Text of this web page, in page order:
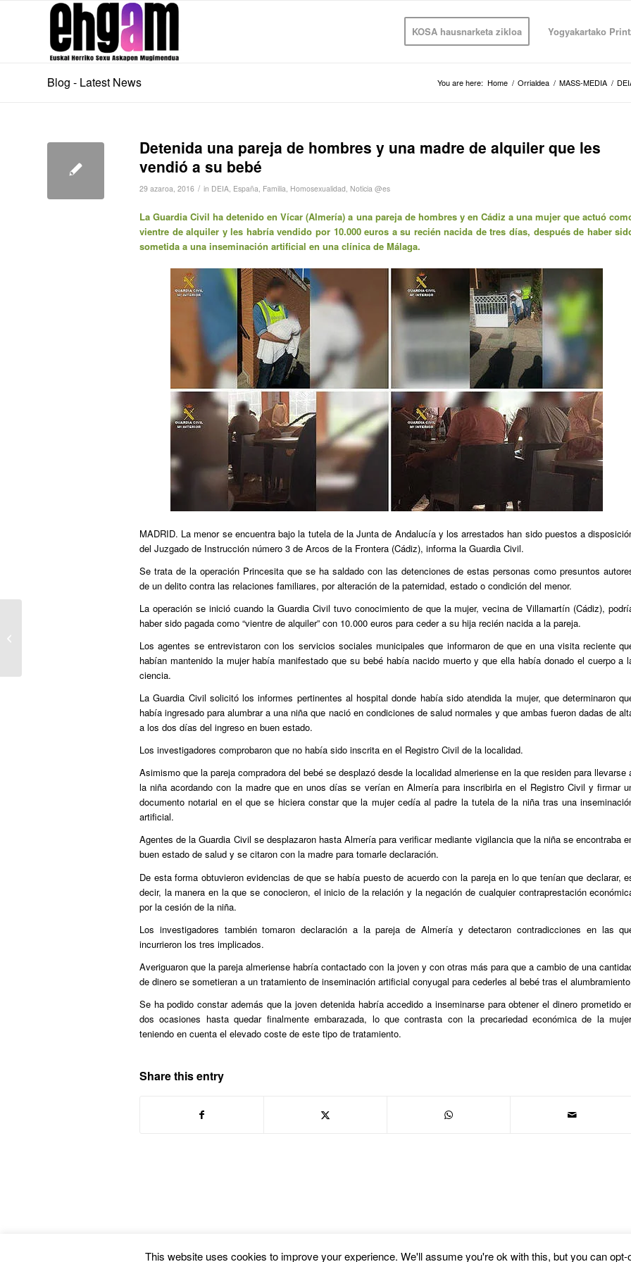
KOSA hausnarketa zikloa Yogyakartako
Blog - Latest News You are here: Home / Orrialdea / MASS-MEDIA /
Detenida una pareja de hombres y una madre de alquiler que les
vendió a su bebé
29 azaroa, 2016 / in DEIA, España, Familia, Homosexualidad, Noticia @es
La Guardia Civil ha detenido en Vícar (Almería) a una pareja de hombres y en Cádiz a una mujer que actuó
vientre de alquiler y les habría vendido por 10.000 euros a su recién nacida de tres días, después de haber
sometida a una inseminación artificial en una clínica de Málaga.
MADRID. La menor se encuentra bajo la tutela de la Junta de Andalucía y los arrestados han sido puestos a
del Juzgado de Instrucción número 3 de Arcos de la Frontera (Cádiz), informa la Guardia Civil.
Se trata de la operación Princesita que se ha saldado con las detenciones de estas personas como presuntos
de un delito contra las relaciones familiares, por alteración de la paternidad, estado o condición del menor.
La operación se inició cuando la Guardia Civil tuvo conocimiento de que la mujer, vecina de Villamartín (Cádiz),
haber sido pagada como “vientre de alquiler” con 10.000 euros para ceder a su hija recién nacida a la pareja.
Los agentes se entrevistaron con los servicios sociales municipales que informaron de que en una visita reciente
habían mantenido la mujer había manifestado que su bebé había nacido muerto y que ella había donado el cuerpo a
ciencia.
La Guardia Civil solicitó los informes pertinentes al hospital donde había sido atendida la mujer, que determinaron
había ingresado para alumbrar a una niña que nació en condiciones de salud normales y que ambas fueron dadas de
a los dos días del ingreso en buen estado.
Los investigadores comprobaron que no había sido inscrita en el Registro Civil de la localidad.
Asimismo que la pareja compradora del bebé se desplazó desde la localidad almeriense en la que residen para llevarse
la niña acordando con la madre que en unos días se verían en Almería para inscribirla en el Registro Civil y firmar
documento notarial en el que se hiciera constar que la mujer cedía al padre la tutela de la niña tras una
artificial.
Agentes de la Guardia Civil se desplazaron hasta Almería para verificar mediante vigilancia que la niña se encontraba
buen estado de salud y se citaron con la madre para tomarle declaración.
De esta forma obtuvieron evidencias de que se había puesto de acuerdo con la pareja en lo que tenían que declarar,
decir, la manera en la que se conocieron, el inicio de la relación y la negación de cualquier contraprestación
por la cesión de la niña.
Los investigadores también tomaron declaración a la pareja de Almería y detectaron contradicciones en las
incurrieron los tres implicados.
Averiguaron que la pareja almeriense habría contactado con la joven y con otras más para que a cambio de una
de dinero se sometieran a un tratamiento de inseminación artificial conyugal para cederles al bebé tras el
Se ha podido constar además que la joven detenida habría accedido a inseminarse para obtener el dinero prometido
dos ocasiones hasta quedar finalmente embarazada, lo que contrasta con la precariedad económica de la
teniendo en cuenta el elevado coste de este tipo de tratamiento.
Share this entry
Euskal Herriko Gay-Les Askapen Mugimendua-powered by Enfold WordPress Theme
Las nuevas familias chocan con la
This website uses cookies to improve your experience. We'll assume you're ok with this, but you can opt-